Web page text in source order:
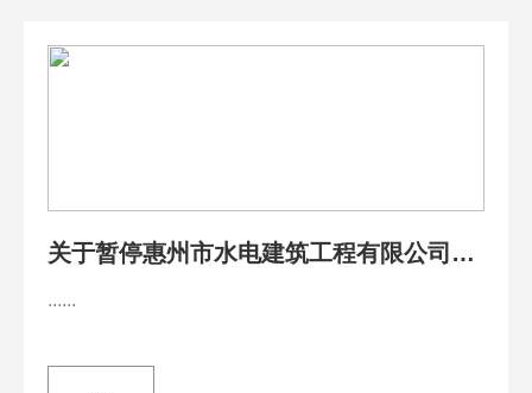
关于暂停惠州市水电建筑工程有限公司招
......